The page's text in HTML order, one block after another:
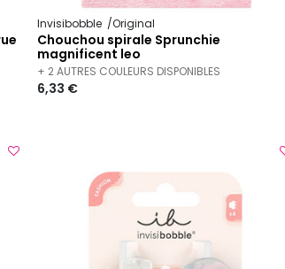
Invisibobble Original
Chouchou spirale Sprunchie
magnificent leo
+ 2 AUTRES COULEURS DISPONIBLES
6,33 €